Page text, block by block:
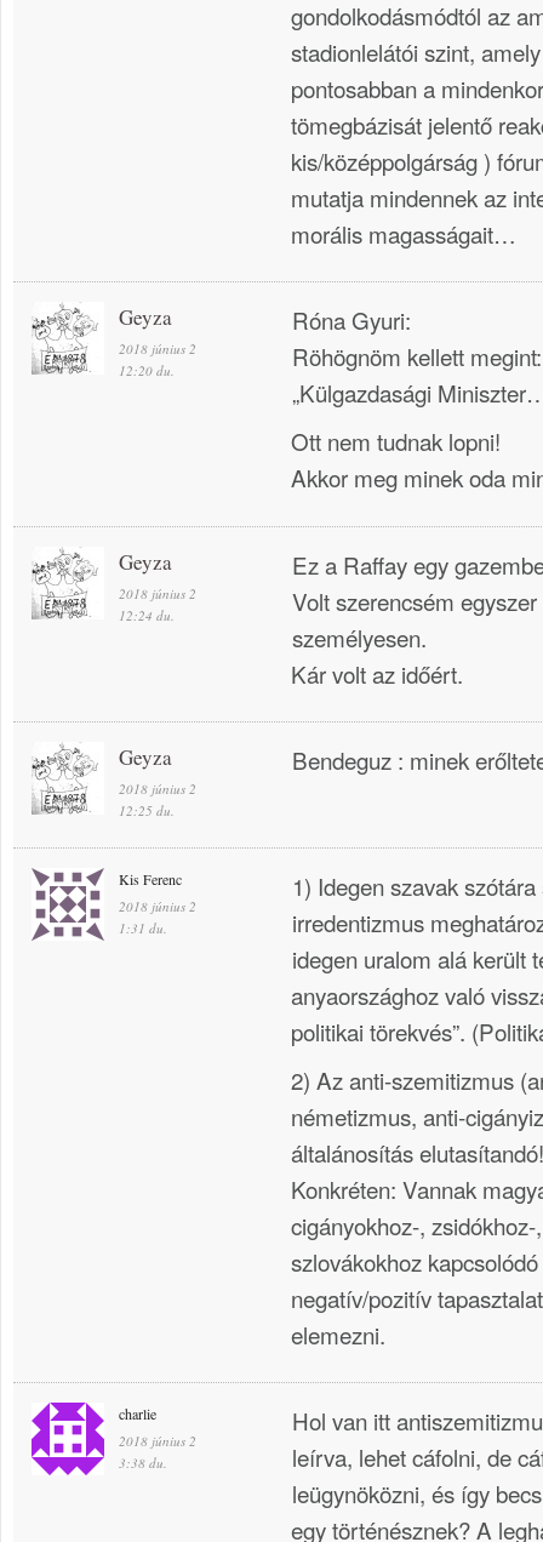
gondolkodásmódtól az
stadionlelátói szint,
pontosabban a
tömegbázisát jelentő
kis/középpolgárság )
mutatja mindennek az
morális magasságait…
Geyza
2018 június 2
12:20 du.
Róna Gyuri:
Röhögnöm kellett megint:
„Külgazdasági
Ott nem tudnak lopni!
Akkor meg minek oda
Geyza
2018 június 2
12:24 du.
Ez a Raffay egy
Volt szerencsém
személyesen.
Kár volt az időért.
Geyza
2018 június 2
12:25 du.
Bendeguz : minek
Kis Ferenc
2018 június 2
1:31 du.
1) Idegen szavak
irredentizmus
idegen uralom alá került
anyaországhoz való
politikai törekvés”.
2) Az anti-szemitizmus
németizmus, anti-
általánosítás elutasítandó!
Konkréten: Vannak
cigányokhoz-,
szlovákokhoz
negatív/pozitív
elemezni.
charlie
2018 június 2
3:38 du.
Hol van itt
leírva, lehet cáfolni, de
leügynöközni, és így
egy történésznek? A